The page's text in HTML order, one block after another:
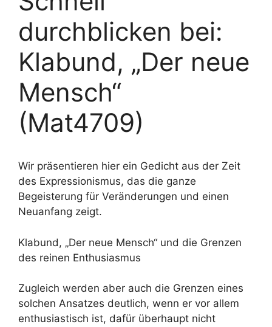
durchblicken bei:
Klabund, „Der neue
Mensch“
(Mat4709)
Wir präsentieren hier ein Gedicht aus der Zeit
des Expressionismus, das die ganze
Begeisterung für Veränderungen und einen
Neuanfang zeigt.
Klabund, „Der neue Mensch“ und die Grenzen
des reinen Enthusiasmus
Zugleich werden aber auch die Grenzen eines
solchen Ansatzes deutlich, wenn er vor allem
enthusiastisch ist, dafür überhaupt nicht